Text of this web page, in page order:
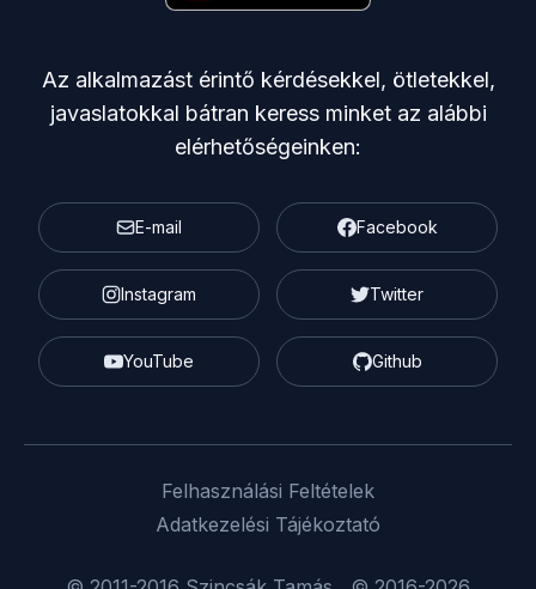
Az alkalmazást érintő kérdésekkel, ötletekkel,
javaslatokkal bátran keress minket az alábbi
elérhetőségeinken:
E-mail Facebook
Instagram Twitter
YouTube Github
Felhasználási Feltételek
Adatkezelési Tájékoztató